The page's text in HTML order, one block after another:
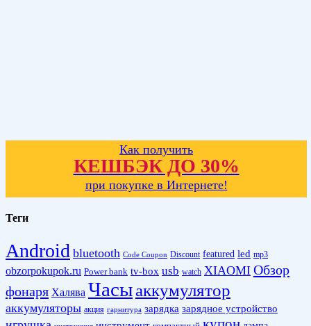
Как получить
КЕШБЭК ДО 30%
при покупке в Интернете!
Теги
Android bluetooth Code Coupon Discount featured led mp3
obzorpokupok.ru Power bank tv-box usb watch XIAOMI Обзор
фонаря Халява Часыаккумулятор
аккумуляторы акция гарнитура зарядка зарядное устройство